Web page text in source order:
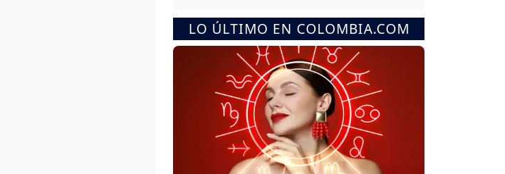
LO ÚLTIMO EN COLOMBIA.COM